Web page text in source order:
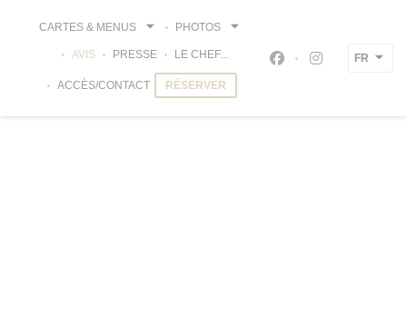
CARTES & MENUS PHOTOS
AVIS PRESSE LE CHEF...
ACCÈS/CONTACT RÉSERVER
Facebook ((ouvre
Instagram
FR